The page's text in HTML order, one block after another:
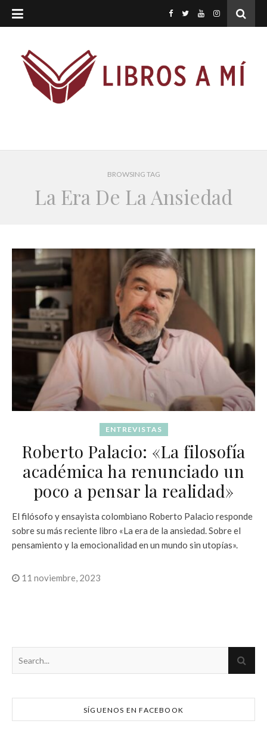
BROWSING TAG
La Era De La Ansiedad
ENTREVISTAS
Roberto Palacio: «La filosofía
académica ha renunciado un
poco a pensar la realidad»
El filósofo y ensayista colombiano Roberto Palacio responde
sobre su más reciente libro «La era de la ansiedad. Sobre el
pensamiento y la emocionalidad en un mundo sin utopías».
11 noviembre, 2023
SÍGUENOS EN FACEBOOK